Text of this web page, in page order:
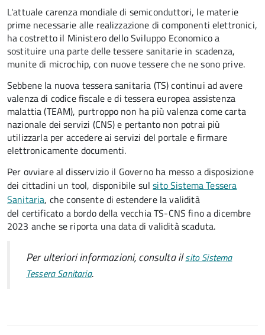
L'attuale carenza mondiale di semiconduttori, le materie
prime necessarie alle realizzazione di componenti elettronici,
ha costretto il Ministero dello Sviluppo Economico a
sostituire una parte delle tessere sanitarie in scadenza,
munite di microchip, con nuove tessere che ne sono prive.
Sebbene la nuova tessera sanitaria (TS) continui ad avere
valenza di codice fiscale e di tessera europea assistenza
malattia (TEAM), purtroppo non ha più valenza come carta
nazionale dei servizi (CNS) e pertanto non potrai più
utilizzarla per accedere ai servizi del portale e firmare
elettronicamente documenti.
Per ovviare al disservizio il Governo ha messo a disposizione
dei cittadini un tool, disponibile sulsito Sistema Tessera
Sanitaria, che consente di estendere la validità
del certificato a bordo della vecchia TS-CNS fino a dicembre
2023 anche se riporta una data di validità scaduta.
Per ulteriori informazioni, consulta ilsito Sistema
Tessera Sanitaria.